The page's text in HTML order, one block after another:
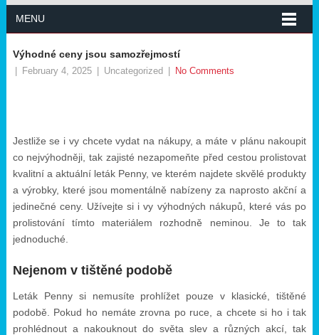
MENU
Výhodné ceny jsou samozřejmostí
February 4, 2025 Uncategorized No Comments
Jestliže se i vy chcete vydat na nákupy, a máte v plánu nakoupit
co nejvýhodněji, tak zajisté nezapomeňte před cestou prolistovat
kvalitní a aktuální leták Penny, ve kterém najdete skvělé produkty
a výrobky, které jsou momentálně nabízeny za naprosto akční a
jedinečné ceny. Užívejte si i vy výhodných nákupů, které vás po
prolistování tímto materiálem rozhodně neminou. Je to tak
jednoduché.
Nejenom v tištěné podobě
Leták Penny si nemusíte prohlížet pouze v klasické, tištěné
podobě. Pokud ho nemáte zrovna po ruce, a chcete si ho i tak
prohlédnout a nakouknout do světa slev a různých akcí, tak